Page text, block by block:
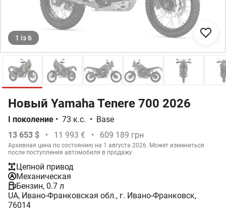
1 із6
Новый Yamaha Tenere 700 2026
I поколение • 73 к.с. • Base
13 653 $
• 11 993 € • 609 189 грн
Архивная цена по состоянию на 1 августа 2026. Может измениться
после поступления автомобиля в продажу
Цепной привод
Механическая
Бензин, 0.7 л
UA, Ивано-Франковская обл., г. Ивано-Франковск,
76014